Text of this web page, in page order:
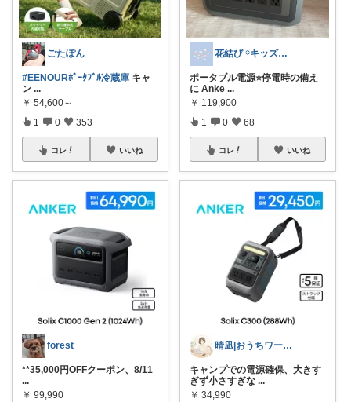
ごたぽん
#EENOURﾎﾟｰﾀﾌﾞﾙ冷蔵庫 キャ
ン ...
￥ 54,600～
1 0 353
コレ いいね
forest
**35,000円OFFクーポン、8/11
...
￥ 99,990
花結び ྀིキッズもの多め
ポータブル電源⭐️停電時の備え
に Anke ...
￥ 119,900
1 0 68
コレ いいね
晴凪|おうちワーク×子育てROOM
キャンプでの電源確保、大きす
ぎず小さすぎな ...
￥ 34,990